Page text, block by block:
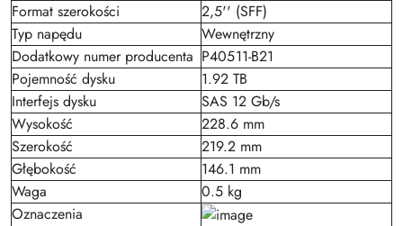
Format szerokości
2,5'' (SFF)
Typ napędu
Wewnętrzny
Dodatkowy numer producenta P40511-B21
Pojemność dysku
1.92 TB
Interfejs dysku
SAS 12 Gb/s
Wysokość
228.6 mm
Szerokość
219.2 mm
Głębokość
146.1 mm
Waga
0.5 kg
Oznaczenia